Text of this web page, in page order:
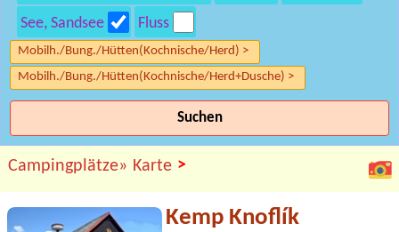
See, Sandsee
Fluss
Mobilh./Bung./Hütten(Kochnische/Herd) >
Mobilh./Bung./Hütten(Kochnische/Herd+Dusche) >
Suchen
Campingplätze» Karte >
Kemp Knoflík